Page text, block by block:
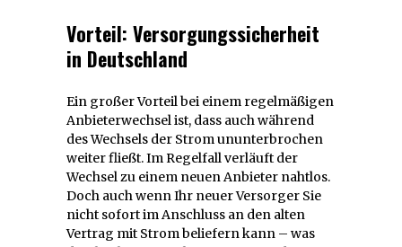
Vorteil: Versorgungssicherheit
in Deutschland
Ein großer Vorteil bei einem regelmäßigen
Anbieterwechsel ist, dass auch während
des Wechsels der Strom ununterbrochen
weiter fließt. Im Regelfall verläuft der
Wechsel zu einem neuen Anbieter nahtlos.
Doch auch wenn Ihr neuer Versorger Sie
nicht sofort im Anschluss an den alten
Vertrag mit Strom beliefern kann – was